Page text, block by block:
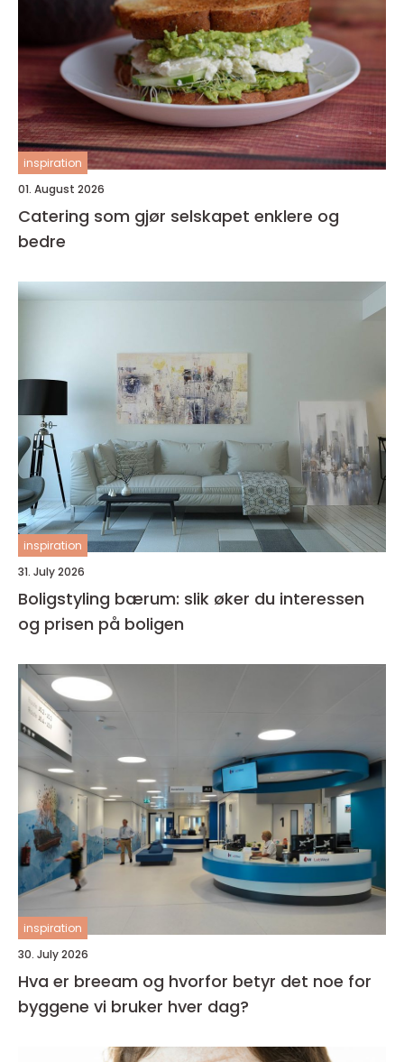
inspiration
01. August 2026
Catering som gjør selskapet enklere og
bedre
inspiration
31. July 2026
Boligstyling bærum: slik øker du interessen
og prisen på boligen
inspiration
30. July 2026
Hva er breeam og hvorfor betyr det noe for
byggene vi bruker hver dag?